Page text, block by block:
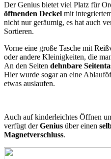
Der Genius bietet viel Platz für
öffnenden Deckel mit
nicht nur geräumig, es hat auch
Sortieren.
Vorne eine große Tasche mit
oder andere Kleinigkeiten, die
An den Seiten dehnbare
Hier wurde sogar an eine
etwas auslaufen.
Auch auf kinderleichtes Öffnen
verfügt derGenius über einen
Magnetverschluss.